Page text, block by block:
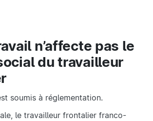
n’affecte pas le
du travailleur
soumis à réglementation.
le travailleur frontalier franco-